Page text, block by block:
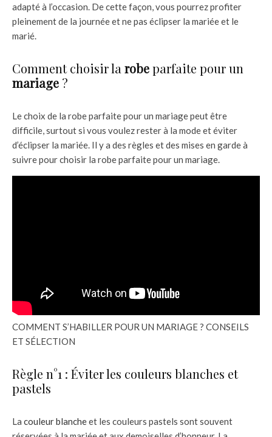
adapté à l’occasion. De cette façon, vous pourrez profiter
pleinement de la journée et ne pas éclipser la mariée et le
marié.
Comment choisir la robeparfaite pour un
mariage ?
Le choix de la robe parfaite pour un mariage peut être
difficile, surtout si vous voulez rester à la mode et éviter
d’éclipser la mariée. Il y a des règles et des mises en garde à
suivre pour choisir la robe parfaite pour un mariage.
COMMENT S’HABILLER POUR UN MARIAGE ? CONSEILS
ET SÉLECTION
Règle n°1 : Éviter les couleurs blanches et
pastels
La couleur blancheet les couleurs pastels sont souvent